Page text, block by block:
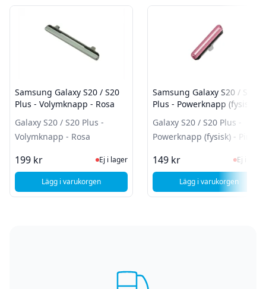
Samsung Galaxy S20 / S20
Plus - Volymknapp - Rosa
Galaxy S20 / S20 Plus -
Volymknapp - Rosa
199 kr Ej i lager, besök produktsidan för
Ej i lager
Lägg i varukorgen, Samsung Galaxy S20 / S20 Plus - Volymknapp - Rosa
Samsung Galaxy S20 / S20
Plus - Powerknapp (fysisk) -
Galaxy S20 / S20 Plus -
Powerknapp (fysisk) - Pink
149 kr Ej i
Ej i lager
Lägg i varukorgen
, Samsung